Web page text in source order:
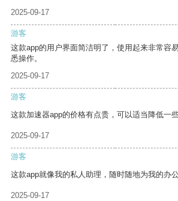
2025-09-17
游客
这款app的用户界面简洁明了，使用起来非常容
悉操作。
2025-09-17
游客
这款加速器app的价格有点贵，可以适当降低一
2025-09-17
游客
这款app就像我的私人助理，随时随地为我的办公
2025-09-17